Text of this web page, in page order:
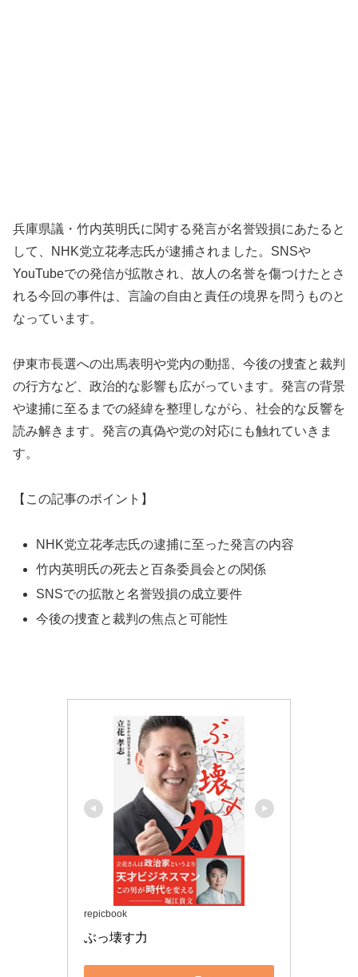
兵庫県議・竹内英明氏に関する発言が名誉毀損にあたると
して、NHK党立花孝志氏が逮捕されました。SNSや
YouTubeでの発信が拡散され、故人の名誉を傷つけたとさ
れる今回の事件は、言論の自由と責任の境界を問うものと
なっています。
伊東市長選への出馬表明や党内の動揺、今後の捜査と裁判
の行方など、政治的な影響も広がっています。発言の背景
や逮捕に至るまでの経緯を整理しながら、社会的な反響を
読み解きます。発言の真偽や党の対応にも触れていきま
す。
【この記事のポイント】
NHK党立花孝志氏の逮捕に至った発言の内容
竹内英明氏の死去と百条委員会との関係
SNSでの拡散と名誉毀損の成立要件
今後の捜査と裁判の焦点と可能性
repicbook
ぶっ壊す力